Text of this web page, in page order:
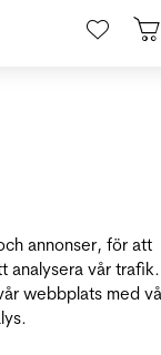
annonser, för att
analysera vår
webbplats med